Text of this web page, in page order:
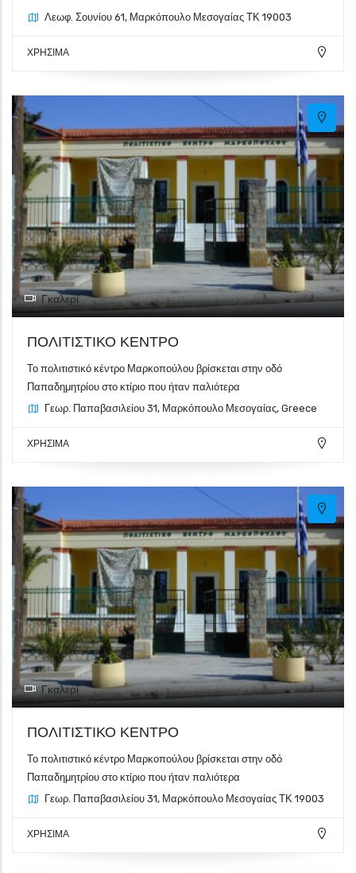
Λεωφ. Σουνίου 61, Μαρκόπουλο Μεσογαίας ΤΚ 19003
ΧΡΗΣΙΜΑ
Γκαλερί
ΠΟΛΙΤΙΣΤΙΚΟ ΚΕΝΤΡΟ
Το πολιτιστικό κέντρο Μαρκοπούλου βρίσκεται στην οδό
Παπαδημητρίου στο κτίριο που ήταν παλιότερα
Γεωρ. Παπαβασιλείου 31, Μαρκόπουλο Μεσογαίας, Greece
ΧΡΗΣΙΜΑ
Γκαλερί
ΠΟΛΙΤΙΣΤΙΚΟ ΚΕΝΤΡΟ
Το πολιτιστικό κέντρο Μαρκοπούλου βρίσκεται στην οδό
Παπαδημητρίου στο κτίριο που ήταν παλιότερα
Γεωρ. Παπαβασιλείου 31, Μαρκόπουλο Μεσογαίας ΤΚ 19003
ΧΡΗΣΙΜΑ